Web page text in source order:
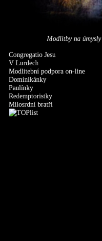
Modlitby na úmysly
Congregatio Jesu
V Lurdech
Modlitební podpora on-line
Dominikánky
Paulínky
Redemptoristky
Milosrdní bratři